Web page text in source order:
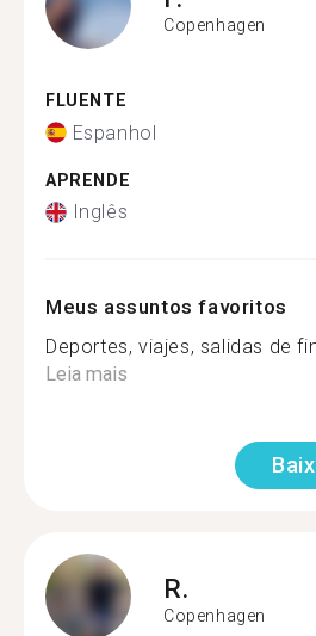
Copenhagen
FLUENTE
Espanhol
APRENDE
Inglês
Meus assuntos favoritos
Deportes, viajes, salidas de
Leia mais
R.
Copenhagen